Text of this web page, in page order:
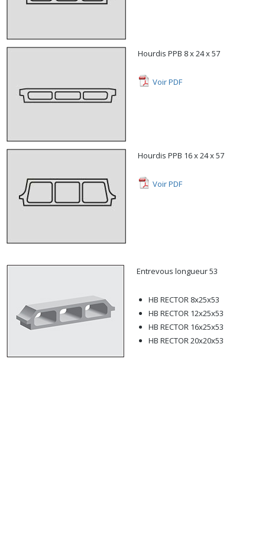
Hourdis PPB 8 x 24 x 57
Voir PDF
Hourdis PPB 16 x 24 x 57
Voir PDF
Entrevous longueur 53
HB RECTOR 8x25x53
HB RECTOR 12x25x53
HB RECTOR 16x25x53
HB RECTOR 20x20x53